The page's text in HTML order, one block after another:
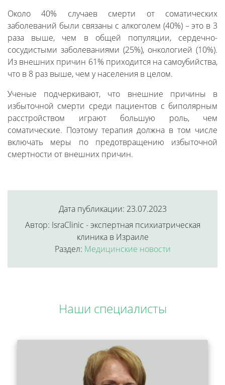
Около 40% случаев смерти от соматических
заболеваний были связаны с алкоголем (40%) – это в 3
раза выше, чем в общей популяции, сердечно-
сосудистыми заболеваниями (25%), онкологией (10%).
Из внешних причин 61% приходится на самоубийства,
что в 8 раз выше, чем у населения в целом.
Ученые подчеркивают, что внешние причины в
избыточной смерти среди пациентов с биполярным
расстройством играют большую роль, чем
соматические. Поэтому терапия должна в том числе
включать меры по предотвращению избыточной
смертности от внешних причин.
Дата публикации: 23.07.2023
Автор: IsraClinic - экспертная психиатрическая
клиника в Израиле
Раздел: Медицинские новости
Наши специалисты